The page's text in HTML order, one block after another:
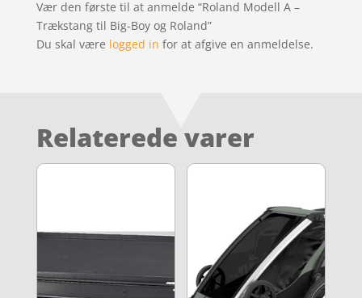
Vær den første til at anmelde “Roland Modell A –
Trækstang til Big-Boy og Roland”
Du skal være logged in for at afgive en anmeldelse.
Relaterede varer